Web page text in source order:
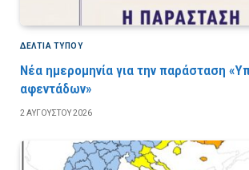
ΔΕΛΤΙΑ ΤΥΠΟΥ
Νέα ημερομηνία για την παράσταση
αφεντάδων»
2 ΑΥΓΟΎΣΤΟΥ 2026